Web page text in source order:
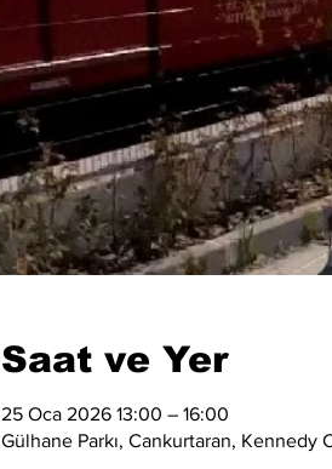
Saat ve Yer
25 Oca 2026 13:00 – 16:00
Gülhane Parkı, Cankurtaran, Kennedy